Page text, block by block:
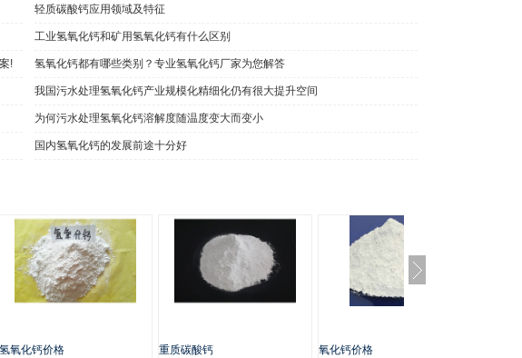
轻质碳酸钙应用领域及特征
工业氢氧化钙和矿用氢氧化钙有什么区别
! 氢氧化钙都有哪些类别？专业氢氧化钙厂家为您解答
我国污水处理氢氧化钙产业规模化精细化仍有很大提升空间
为何污水处理氢氧化钙溶解度随温度变大而变小
国内氢氧化钙的发展前途十分好
氢氧化钙价格 重质碳酸钙 氧化钙价格